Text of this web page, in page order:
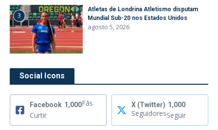
3
Atletas de Londrina Atletismo disputam
Mundial Sub-20 nos Estados Unidos
agosto 5, 2026
Social Icons
Facebook 1,000Fãs
Curtir
X (Twitter) 1,000
SeguidoresSeguir